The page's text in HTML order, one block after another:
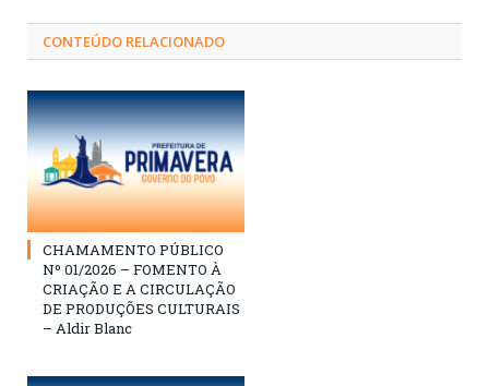
CONTEÚDO RELACIONADO
CHAMAMENTO PÚBLICO
Nº 01/2026 – FOMENTO À
CRIAÇÃO E A CIRCULAÇÃO
DE PRODUÇÕES CULTURAIS
– Aldir Blanc